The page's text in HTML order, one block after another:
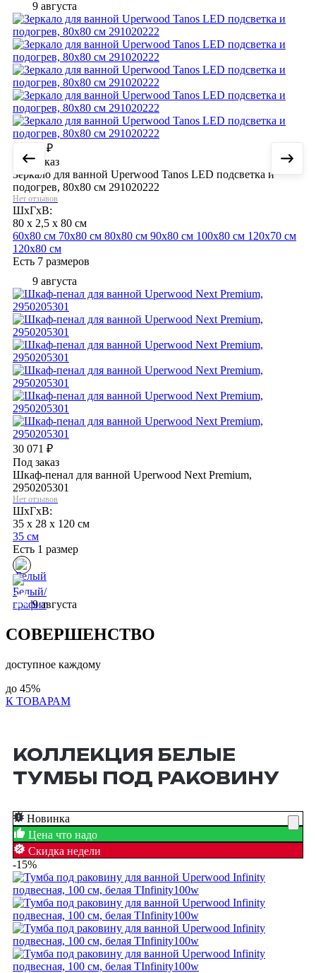
9 августа
₽
Под заказ
Зеркало для ванной Uperwood Tanos LED подсветка и
подогрев, 80x80 см 291020222
Нет отзывов
ШхГхВ:
80 x 2,5 x 80 см
60х80 см 70х80 см 80х80 см 90х80 см 100х80 см 120х70 см
120х80 см
Есть 7 размеров
9 августа
30 071 ₽
Под заказ
Шкаф-пенал для ванной Uperwood Next Premium,
2950205301
Нет отзывов
ШхГхВ:
35 x 28 x 120 см
35 см
Есть 1 размер
9 августа
СОВЕРШЕНСТВО
доступное каждому
до 45%
К ТОВАРАМ
КОЛЛЕКЦИЯ БЕЛЫЕ
ТУМБЫ ПОД РАКОВИНУ
Новинка
Цена что надо
Скидка недели
-15%